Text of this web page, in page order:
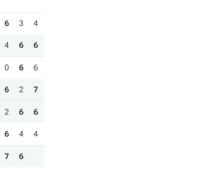
6 3 4
4 6 6
0 6 6
6 2 7
2 6 6
6 4 4
7 6